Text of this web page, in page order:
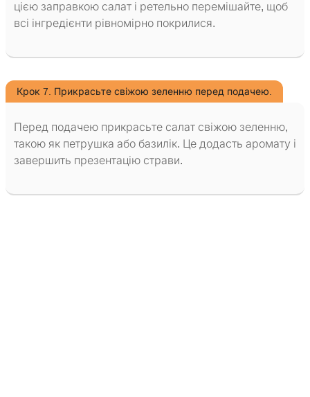
цією заправкою салат і ретельно перемішайте, щоб
всі інгредієнти рівномірно покрилися.
Крок 7. Прикрасьте свіжою зеленню перед подачею.
Перед подачею прикрасьте салат свіжою зеленню,
такою як петрушка або базилік. Це додасть аромату і
завершить презентацію страви.